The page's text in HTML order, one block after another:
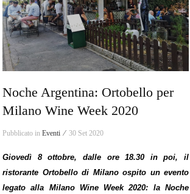
Noche Argentina: Ortobello per
Milano Wine Week 2020
Pubblicato in Eventi ⁄ 30 Set 2020
Giovedì 8 ottobre, dalle ore 18.30 in poi, il
ristorante Ortobello di Milano ospito un evento
legato alla Milano Wine Week 2020: la Noche